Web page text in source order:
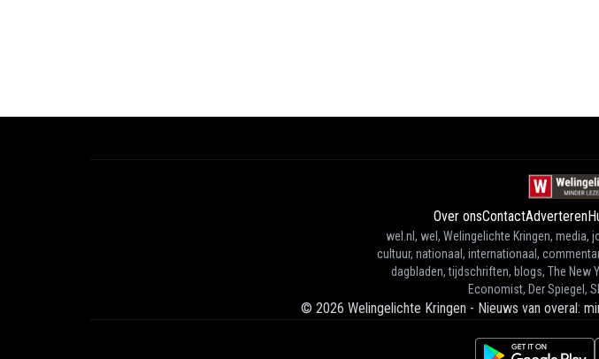
Over onsContactAdverteren
wel.nl, wel, Welingelichte Kringen,
cultuur, nationaal, internationaal,
dagbladen, tijdschriften, blogs, The New
Economist, Der Spiegel,
© 2026 Welingelichte Kringen - Nieuws van overal: